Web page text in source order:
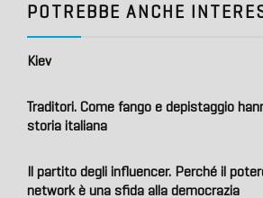
POTREBBE ANCHE
Kiev
Traditori. Come fango e depistaggio
storia italiana
Il partito degli influencer. Perché il
network è una sfida alla democrazia